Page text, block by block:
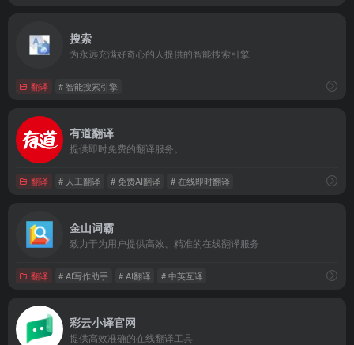
搜索
为永远充满好奇心的人提供的智能搜索引擎
翻译 # 智能搜索引擎
有道翻译
提供即时免费的翻译服务。
翻译 # 人工翻译 # 免费AI翻译 # 在线即时翻译
金山词霸
致力于为用户提供高效、精准的在线翻译服务
翻译 # AI写作助手 # AI翻译 # 中英互译
彩云小译官网
提供高效准确的在线翻译工具